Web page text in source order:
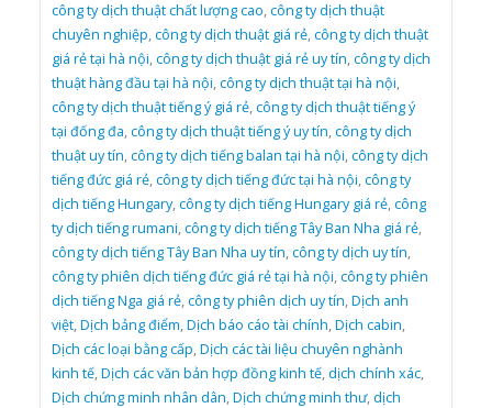
công ty dịch thuật chất lượng cao,công ty dịch thuật
chuyên nghiệp,công ty dịch thuật giá rẻ,công ty dịch thuật
giá rẻ tại hà nội,công ty dịch thuật giá rẻ uy tín,công ty dịch
thuật hàng đầu tại hà nội,công ty dịch thuật tại hà nội,
công ty dịch thuật tiếng ý giá rẻ,công ty dịch thuật tiếng ý
tại đống đa,công ty dịch thuật tiếng ý uy tín,công ty dịch
thuật uy tín,công ty dịch tiếng balan tại hà nội,công ty dịch
tiếng đức giá rẻ,công ty dịch tiếng đức tại hà nội,công ty
dịch tiếng Hungary,công ty dịch tiếng Hungary giá rẻ,công
ty dịch tiếng rumani,công ty dịch tiếng Tây Ban Nha giá rẻ,
công ty dịch tiếng Tây Ban Nha uy tín,công ty dịch uy tín,
công ty phiên dịch tiếng đức giá rẻ tại hà nội,công ty phiên
dịch tiếng Nga giá rẻ,công ty phiên dịch uy tín,Dịch anh
việt,Dịch bảng điểm,Dịch báo cáo tài chính,Dịch cabin,
Dịch các loại bằng cấp,Dịch các tài liệu chuyên nghành
kinh tế,Dịch các văn bản hợp đồng kinh tế,dịch chính xác,
Dịch chứng minh nhân dân,Dịch chứng minh thư,dịch